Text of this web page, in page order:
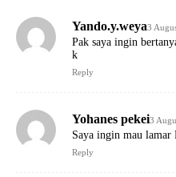
Yando.y.weya3
Pak saya ingin
k
Reply
Yohanes pekei3
Saya ingin mau lamar
Reply